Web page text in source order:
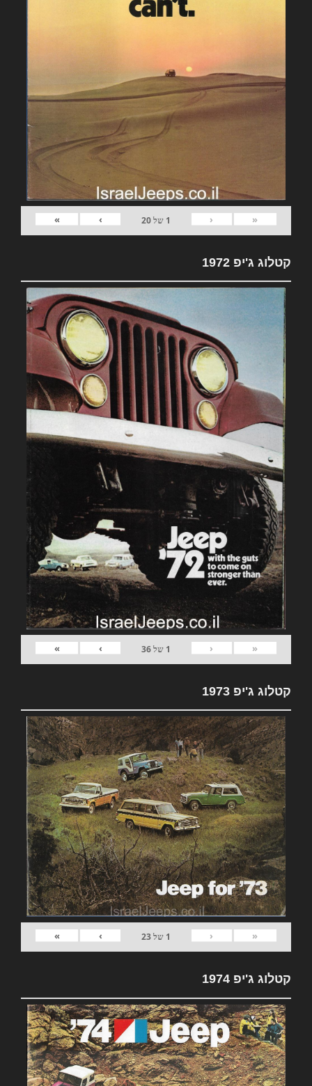
«
‹
1 של20
›
»
קטלוג ג'יפ 1972
«
‹
1 של36
›
»
קטלוג ג'יפ 1973
«
‹
1 של23
›
»
קטלוג ג'יפ 1974